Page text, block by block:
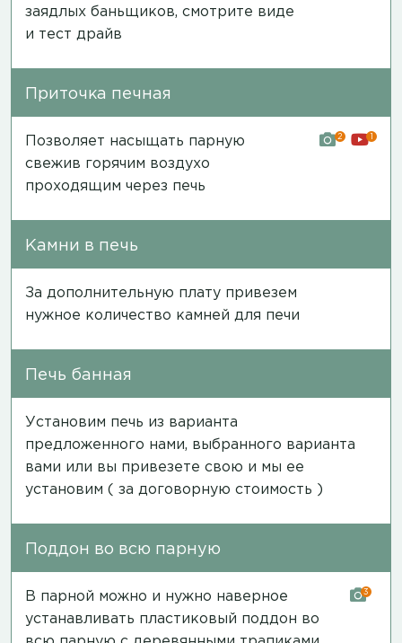
заядлых баньщиков, смотрите виде
и тест драйв
Приточка печная
Позволяет насыщать парную
свежив горячим воздухо
проходящим через печь
2 1
Камни в печь
За дополнительную плату привезем
нужное количество камней для печи
Печь банная
Установим печь из варианта
предложенного нами, выбранного варианта
вами или вы привезете свою и мы ее
установим ( за договорную стоимость )
Поддон во всю парную
В парной можно и нужно наверное
устанавливать пластиковый поддон во
3